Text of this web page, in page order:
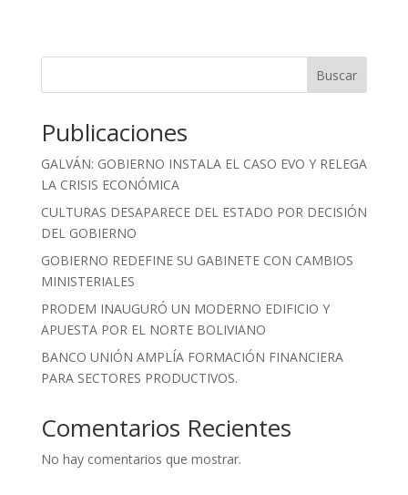
Buscar
Publicaciones
GALVÁN: GOBIERNO INSTALA EL CASO EVO Y RELEGA
LA CRISIS ECONÓMICA
CULTURAS DESAPARECE DEL ESTADO POR DECISIÓN
DEL GOBIERNO
GOBIERNO REDEFINE SU GABINETE CON CAMBIOS
MINISTERIALES
PRODEM INAUGURÓ UN MODERNO EDIFICIO Y
APUESTA POR EL NORTE BOLIVIANO
BANCO UNIÓN AMPLÍA FORMACIÓN FINANCIERA
PARA SECTORES PRODUCTIVOS.
Comentarios Recientes
No hay comentarios que mostrar.